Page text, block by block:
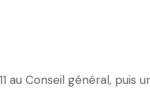
Conseil général, puis